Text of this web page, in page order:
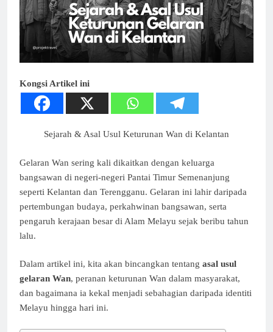
Kongsi Artikel ini
Sejarah & Asal Usul Keturunan Wan di Kelantan
Gelaran Wan sering kali dikaitkan dengan keluarga
bangsawan di negeri-negeri Pantai Timur Semenanjung
seperti Kelantan dan Terengganu. Gelaran ini lahir daripada
pertembungan budaya, perkahwinan bangsawan, serta
pengaruh kerajaan besar di Alam Melayu sejak beribu tahun
lalu.
Dalam artikel ini, kita akan bincangkan tentang asal usul
gelaran Wan, peranan keturunan Wan dalam masyarakat,
dan bagaimana ia kekal menjadi sebahagian daripada identiti
Melayu hingga hari ini.